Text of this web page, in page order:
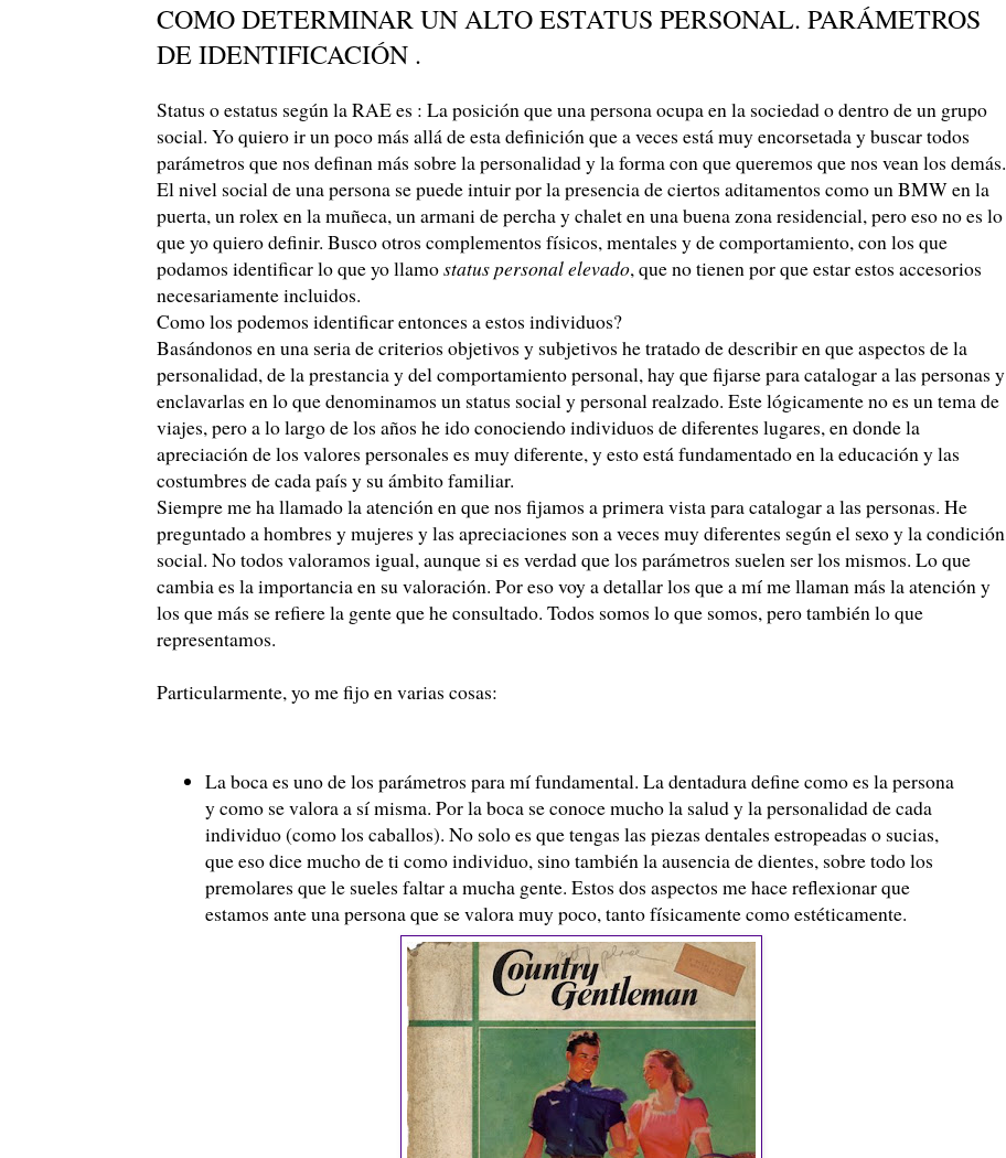
COMO DETERMINAR UN ALTO ESTATUS PERSONAL. PARÁMETROS
DE IDENTIFICACIÓN .
Status o estatus según la RAE es : La posición que una persona ocupa en la sociedad o dentro de un grupo
social. Yo quiero ir un poco más allá de esta definición que a veces está muy encorsetada y buscar todos
parámetros que nos definan más sobre la personalidad y la forma con que queremos que nos vean los demás.
El nivel social de una persona se puede intuir por la presencia de ciertos aditamentos como un BMW en la
puerta, un rolex en la muñeca, un armani de percha y chalet en una buena zona residencial, pero eso no es lo
que yo quiero definir. Busco otros complementos físicos, mentales y de comportamiento, con los que
podamos identificar lo que yo llamostatus personal elevado, que no tienen por que estar estos accesorios
necesariamente incluidos.
Como los podemos identificar entonces a estos individuos?
Basándonos en una seria de criterios objetivos y subjetivos he tratado de describir en que aspectos de la
personalidad, de la prestancia y del comportamiento personal, hay que fijarse para catalogar a las personas y
enclavarlas en lo que denominamos un status social y personal realzado. Este lógicamente no es un tema de
viajes, pero a lo largo de los años he ido conociendo individuos de diferentes lugares, en donde la
apreciación de los valores personales es muy diferente, y esto está fundamentado en la educación y las
costumbres de cada país y su ámbito familiar.
Siempre me ha llamado la atención en que nos fijamos a primera vista para catalogar a las personas. He
preguntado a hombres y mujeres y las apreciaciones son a veces muy diferentes según el sexo y la condición
social. No todos valoramos igual, aunque si es verdad que los parámetros suelen ser los mismos. Lo que
cambia es la importancia en su valoración. Por eso voy a detallar los que a mí me llaman más la atención y
los que más se refiere la gente que he consultado. Todos somos lo que somos, pero también lo que
representamos.
Particularmente, yo me fijo en varias cosas:
La boca es uno de los parámetros para mí fundamental. La dentadura define como es la persona
y como se valora a sí misma. Por la boca se conoce mucho la salud y la personalidad de cada
individuo (como los caballos). No solo es que tengas las piezas dentales estropeadas o sucias,
que eso dice mucho de ti como individuo, sino también la ausencia de dientes, sobre todo los
premolares que le sueles faltar a mucha gente. Estos dos aspectos me hace reflexionar que
estamos ante una persona que se valora muy poco, tanto físicamente como estéticamente.